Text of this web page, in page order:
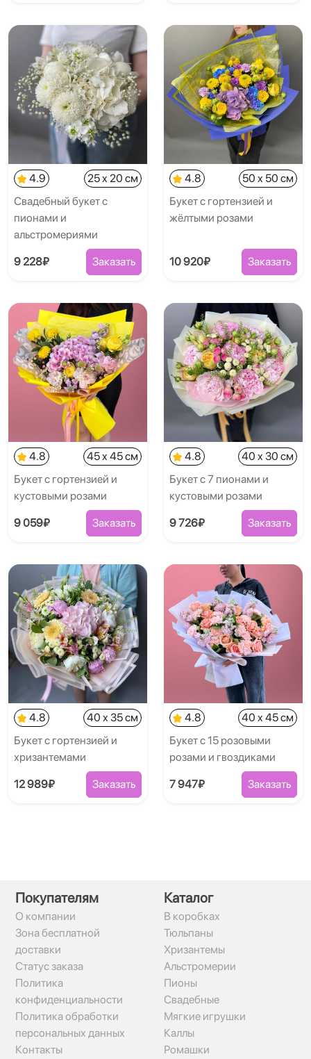
4.9
25 x 20 см
Свадебный букет с
пионами и
альстромериями
9 228₽ Заказать
4.8
50 x 50 см
Букет с гортензией и
жёлтыми розами
10 920₽ Заказать
4.8
45 x 45 см
Букет с гортензией и
кустовыми розами
9 059₽ Заказать
4.8
40 x 30 см
Букет с 7 пионами и
кустовыми розами
9 726₽ Заказать
4.8
40 x 35 см
Букет с гортензией и
хризантемами
12 989₽ Заказать
4.8
40 x 45 см
Букет с 15 розовыми
розами и гвоздиками
7 947₽ Заказать
Покупателям
О компании
Зона бесплатной
доставки
Статус заказа
Политика
конфиденциальности
Политика обработки
персональных данных
Контакты
Каталог
В коробках
Тюльпаны
Хризантемы
Альстромерии
Пионы
Свадебные
Мягкие игрушки
Каллы
Ромашки